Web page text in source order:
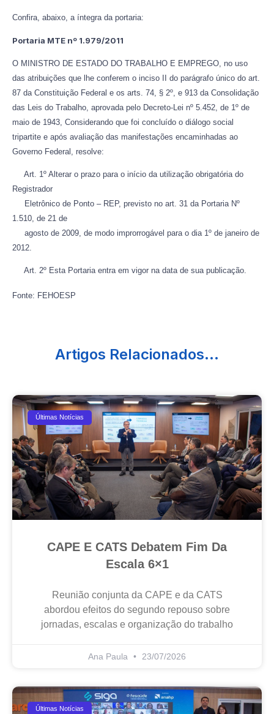
Confira, abaixo, a íntegra da portaria:
Portaria MTE nº 1.979/2011
O MINISTRO DE ESTADO DO TRABALHO E EMPREGO, no uso
das atribuições que lhe conferem o inciso II do parágrafo único do art.
87 da Constituição Federal e os arts. 74, § 2º, e 913 da Consolidação
das Leis do Trabalho, aprovada pelo Decreto-Lei nº 5.452, de 1º de
maio de 1943, Considerando que foi concluído o diálogo social
tripartite e após avaliação das manifestações encaminhadas ao
Governo Federal, resolve:
Art. 1º Alterar o prazo para o início da utilização obrigatória do
Registrador
Eletrônico de Ponto – REP, previsto no art. 31 da Portaria Nº
1.510, de 21 de
agosto de 2009, de modo improrrogável para o dia 1º de janeiro de
2012.
Art. 2º Esta Portaria entra em vigor na data de sua publicação.
Fonte: FEHOESP
Artigos Relacionados...
Últimas Notícias
CAPE E CATS Debatem Fim Da
Escala 6×1
Reunião conjunta da CAPE e da CATS
abordou efeitos do segundo repouso sobre
jornadas, escalas e organização do trabalho
Ana Paula 23/07/2026
Últimas Notícias